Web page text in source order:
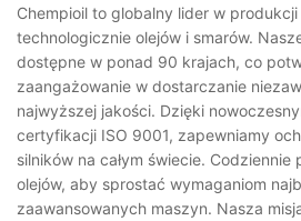
Chempioil to globalny lider w
technologicznie olejów i smarów.
dostępne w ponad 90 krajach, co
zaangażowanie w dostarczanie
najwyższej jakości. Dzięki
certyfikacji ISO 9001, zapewniamy
silników na całym świecie.
olejów, aby sprostać wymaganiom
zaawansowanych maszyn. Nasza